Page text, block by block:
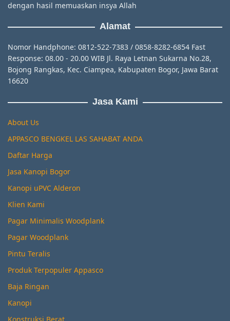
dengan hasil memuaskan insya Allah
Alamat
Nomor Handphone: 0812-522-7383 / 0858-8282-6854 Fast
Response: 08.00 - 20.00 WIB Jl. Raya Letnan Sukarna No.28,
Bojong Rangkas, Kec. Ciampea, Kabupaten Bogor, Jawa Barat
16620
Jasa Kami
About Us
APPASCO BENGKEL LAS SAHABAT ANDA
Daftar Harga
Jasa Kanopi Bogor
Kanopi uPVC Alderon
Klien Kami
Pagar Minimalis Woodplank
Pagar Woodplank
Pintu Teralis
Produk Terpopuler Appasco
Baja Ringan
Kanopi